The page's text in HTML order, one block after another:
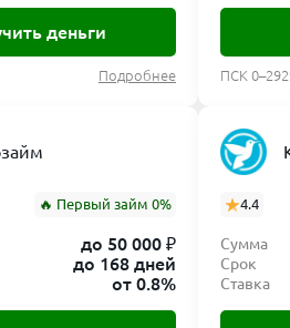
без визита в офис. Личный
в любой момент управлять
не взимает плату за
Как оформить займ
МКК предоставляет
деньги
Подробнее ПСК
🔥 Первый займ 0%
до 50 000 ₽
до 168 дней
от 0.8%
4.4
Сумма
Срок
Ставка